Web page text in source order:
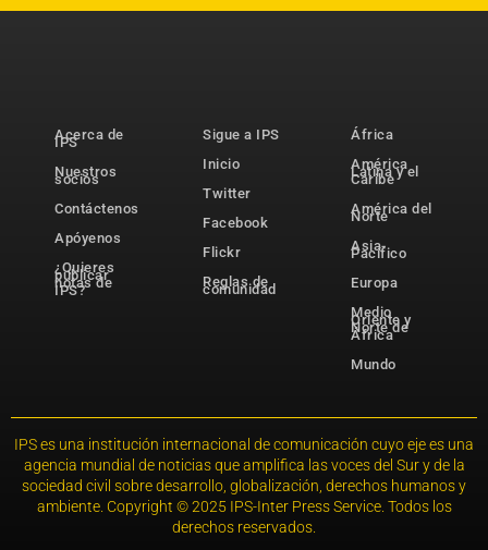
Acerca de
IPS
Nuestros
socios
Contáctenos
Apóyenos
¿Quieres
publicar
notas de
IPS?
Sigue a IPS
Inicio
Twitter
Facebook
Flickr
Reglas de
comunidad
África
América
Latina y el
Caribe
América del
Norte
Asia-
Pacífico
Europa
Medio
Oriente y
Norte de
África
Mundo
IPS es una institución internacional de comunicación cuyo eje es una
agencia mundial de noticias que amplifica las voces del Sur y de la
sociedad civil sobre desarrollo, globalización, derechos humanos y
ambiente. Copyright © 2025 IPS-Inter Press Service. Todos los
derechos reservados.